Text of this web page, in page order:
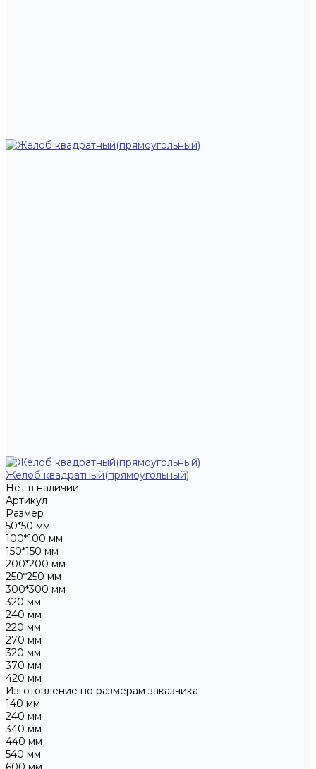
Желоб квадратный(прямоугольный)
Нет в наличии
Артикул
Размер
50*50 мм
100*100 мм
150*150 мм
200*200 мм
250*250 мм
300*300 мм
320 мм
240 мм
220 мм
270 мм
320 мм
370 мм
420 мм
Изготовление по размерам заказчика
140 мм
240 мм
340 мм
440 мм
540 мм